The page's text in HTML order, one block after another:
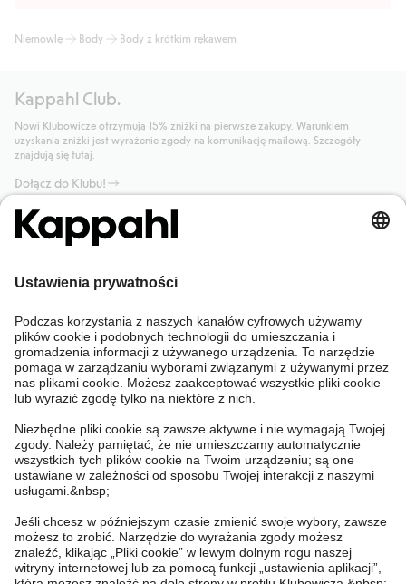
Niemowlę Body Body z krótkim rękawem
Kappahl Club.
Nowi Klubowicze otrzymują 15% zniżki na pierwsze zakupy. Warunkiem
uzyskania zniżki jest wyrażenie zgody na komunikację mailową. Szczegóły
znajdują się tutaj.
Dołącz do Klubu!
Potrzebujesz pomocy?
Sklep internetowy
Częste pytania
Twoje zamówienie
Skontaktuj się z nami
Znajdź sklep
Kappahl Club
Mój profil
Kappahl Club
Warunki członkostwa
O nas
O Kappahl Group
Zrównoważony rozwój
Praca u nas
Warunki i zasady
Ogólne warunki zakupu
Więcej od nas